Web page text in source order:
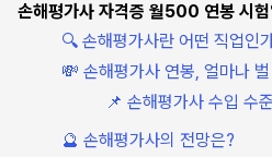
손해평가사 자격증 월500 연봉 시
🔍 손해평가사란 어떤 직업인
💸 손해평가사 연봉, 얼마나
📌 손해평가사 수입 수
🔮 손해평가사의 전망은?